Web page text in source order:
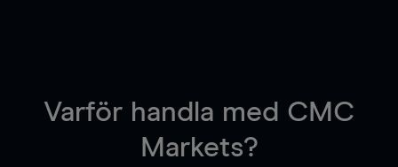
Varför handla med CMC
Markets?